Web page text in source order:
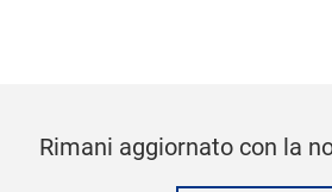
Rimani aggiornato con la